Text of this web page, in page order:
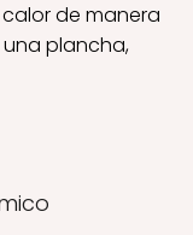
de manera
una plancha,